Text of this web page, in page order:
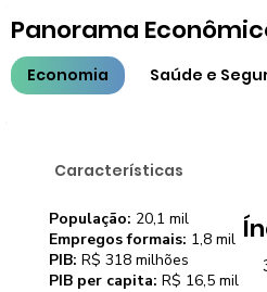
Características
População: 20,1 mil
Empregos formais: 1,8 mil
PIB: R$ 318 milhões
PIB per capita: R$ 16,5 mil
Economia Saúde e
Panorama